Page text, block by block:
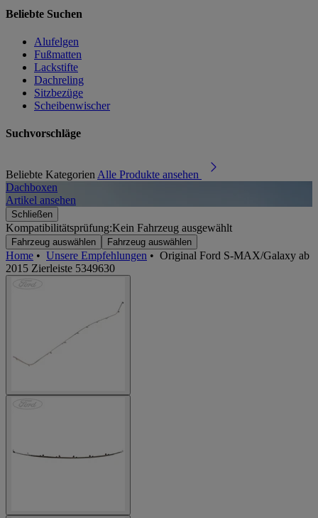
Beliebte Suchen
Alufelgen
Fußmatten
Lackstifte
Dachreling
Sitzbezüge
Scheibenwischer
Suchvorschläge
Beliebte Kategorien Alle Produkte ansehen
Dachboxen
Artikel ansehen
Schließen
Kompatibilitätsprüfung:Kein Fahrzeug ausgewählt
Fahrzeug auswählen Fahrzeug auswählen
Home • Unsere Empfehlungen • Original Ford S-MAX/Galaxy ab
2015 Zierleiste 5349630